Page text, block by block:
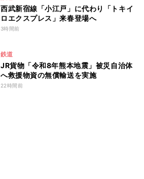
西武新宿線「小江戸」に代わり「トキイ
ロエクスプレス」来春登場へ
3時間前
鉄道
JR貨物「令和8年熊本地震」被災自治体
へ救援物資の無償輸送を実施
22時間前